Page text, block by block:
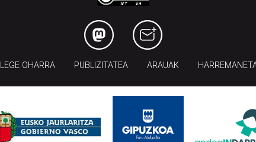
LEGE OHARRA PUBLIZITATEA ARAUAK